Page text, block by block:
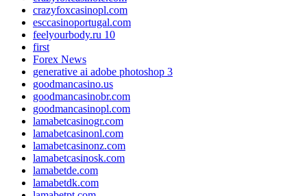
crazyfoxcasinopl.com
esccasinoportugal.com
feelyourbody.ru 10
first
Forex News
generative ai adobe photoshop 3
goodmancasino.us
goodmancasinobr.com
goodmancasinopl.com
lamabetcasinogr.com
lamabetcasinonl.com
lamabetcasinonz.com
lamabetcasinosk.com
lamabetde.com
lamabetdk.com